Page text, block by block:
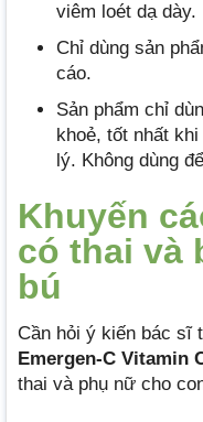
viêm loét dạ dày.
Chỉ dùng sản
cáo.
Sản phẩm chỉ
khoẻ, tốt nhất
lý. Không dùng
Khuyến
có thai và
bú
Cần hỏi ý kiến bác sĩ
Emergen-C Vitamin
thai và phụ nữ cho